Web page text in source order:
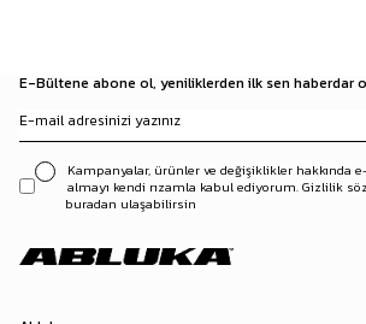
E-Bültene abone ol, yeniliklerden ilk sen haberdar
Kampanyalar, ürünler ve değişiklikler hakkında
almayı kendi rızamla kabul ediyorum. Gizlilik
buradan ulaşabilirsin